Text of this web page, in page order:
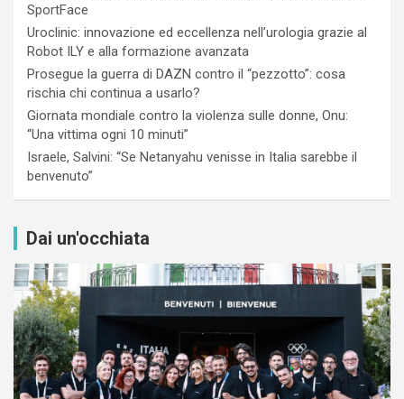
SportFace
Uroclinic: innovazione ed eccellenza nell’urologia grazie al
Robot ILY e alla formazione avanzata
Prosegue la guerra di DAZN contro il “pezzotto”: cosa
rischia chi continua a usarlo?
Giornata mondiale contro la violenza sulle donne, Onu:
“Una vittima ogni 10 minuti”
Israele, Salvini: “Se Netanyahu venisse in Italia sarebbe il
benvenuto”
Dai un'occhiata